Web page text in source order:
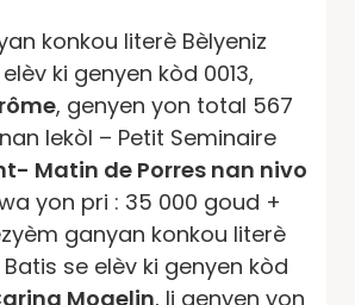
konkou literè Bèlyeniz
ki genyen kòd 0013,
, genyen yon total 567
lekòl – Petit Seminaire
Matin de Porres nan nivo
yon pri : 35 000 goud +
ganyan konkou literè
se elèv ki genyen kòd
Mogelin, li genyen yon